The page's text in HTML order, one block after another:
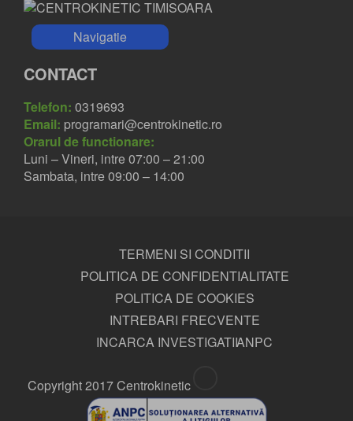
Navigatie
CONTACT
Telefon: 0319693
Email: programari@centrokinetic.ro
Orarul de functionare:
Luni – Vineri, intre 07:00 – 21:00
Sambata, intre 09:00 – 14:00
TERMENI SI CONDITII
POLITICA DE CONFIDENTIALITATE
POLITICA DE COOKIES
INTREBARI FRECVENTE
INCARCA INVESTIGATIIANPC
Copyright 2017 Centrokinetic